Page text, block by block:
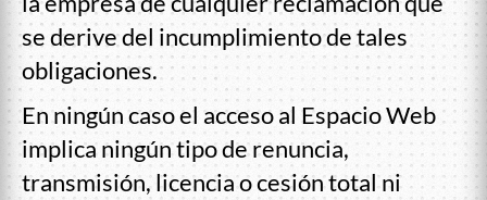
se derive del incumplimiento de tales
obligaciones.
En ningún caso el acceso al Espacio Web
implica ningún tipo de renuncia,
transmisión, licencia o cesión total ni